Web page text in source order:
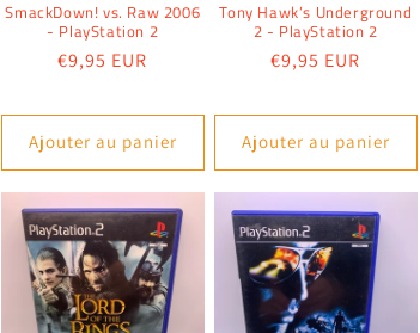
SmackDown! vs. Raw 2006
- PlayStation 2
Prix
€9,95 EUR
Ajouter au panier
Tony Hawk’s Underground
2 - PlayStation 2
Prix
€9,95 EUR
Ajouter au panier